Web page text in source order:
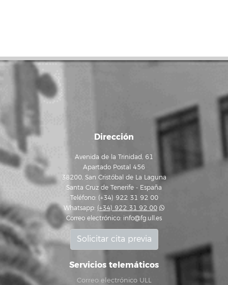
Dirección
Avenida de la Trinidad, 61
Apartado Postal 456
38200, San Cristóbal de La Laguna
Santa Cruz de Tenerife - España
Teléfono: (+34) 922 31 92 00
Whatsapp: (+34) 922 31 92 00
Correo electrónico: info@fg.ull.es
Solicitar cita previa
Servicios telemáticos
Correo electrónico ULL